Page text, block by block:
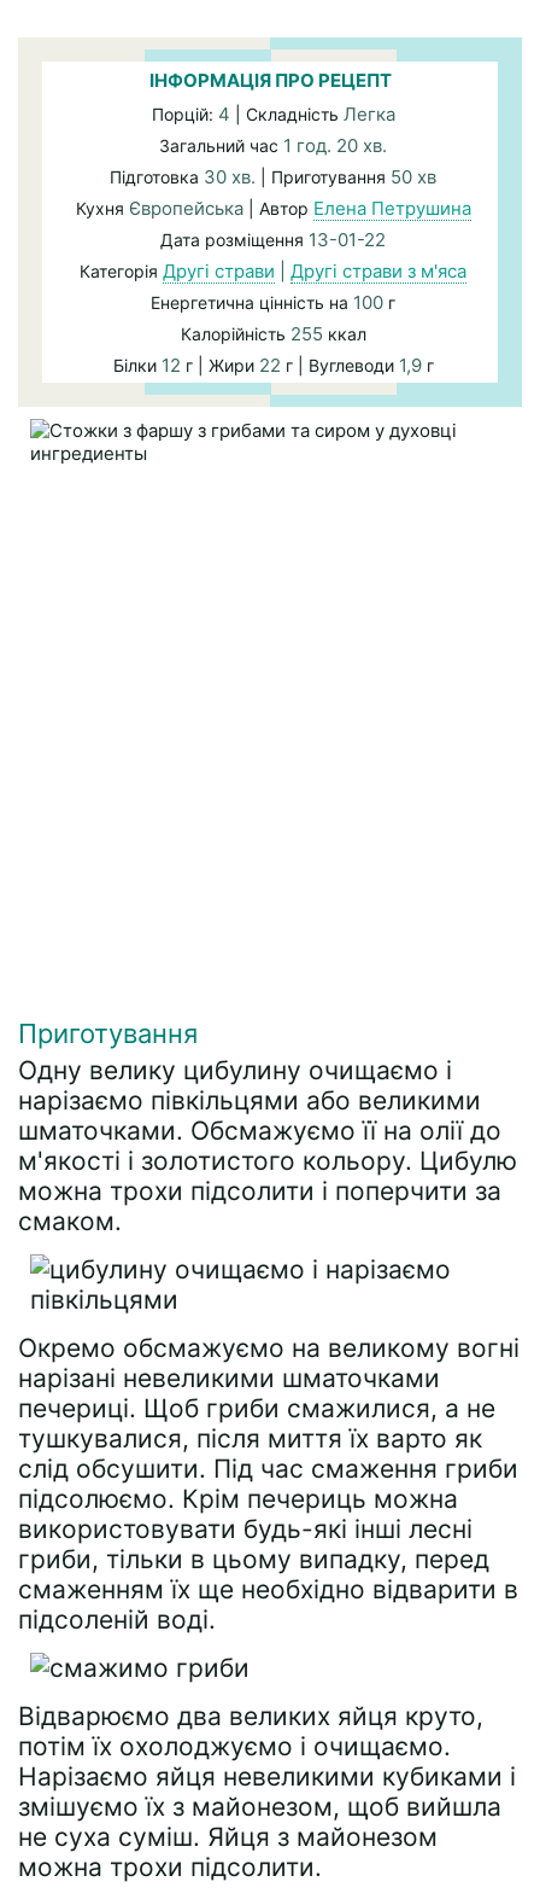
ІНФОРМАЦІЯ ПРО РЕЦЕПТ
Порцій: 4 | Складність Легка
Загальний час 1 год. 20 хв.
Підготовка 30 хв. | Приготування 50 хв
Кухня Європейська| Автор Елена Петрушина
Дата розміщення 13-01-22
Категорія Другі страви Другі страви з м'яса
Енергетична цінність на 100 г
Калорійність 255 ккал
Білки 12 г | Жири 22 г | Вуглеводи 1,9г
Приготування
Одну велику цибулину очищаємо і
нарізаємо півкільцями або великими
шматочками. Обсмажуємо її на олії до
м'якості і золотистого кольору. Цибулю
можна трохи підсолити і поперчити за
смаком.
Окремо обсмажуємо на великому вогні
нарізані невеликими шматочками
печериці. Щоб гриби смажилися, а не
тушкувалися, після миття їх варто як
слід обсушити. Під час смаження гриби
підсолюємо. Крім печериць можна
використовувати будь-які інші лесні
гриби, тільки в цьому випадку, перед
смаженням їх ще необхідно відварити в
підсоленій воді.
Відварюємо два великих яйця круто,
потім їх охолоджуємо і очищаємо.
Нарізаємо яйця невеликими кубиками і
змішуємо їх з майонезом, щоб вийшла
не суха суміш. Яйця з майонезом
можна трохи підсолити.